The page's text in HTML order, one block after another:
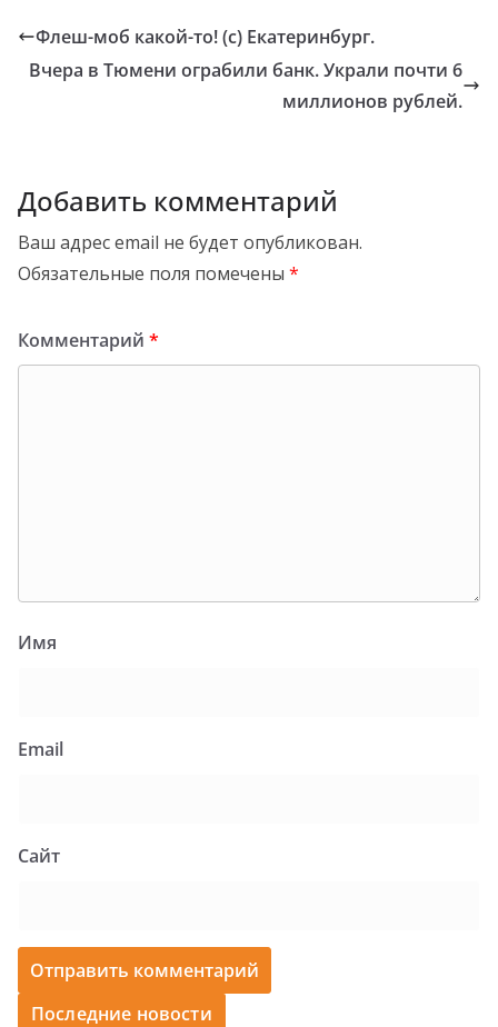
Флеш-моб какой-то! (с) Екатеринбург.
Вчера в Тюмени ограбили банк. Украли почти 6
миллионов рублей.
Добавить комментарий
Ваш адрес email не будет опубликован.
Обязательные поля помечены *
Комментарий *
Имя
Email
Сайт
Последние новости